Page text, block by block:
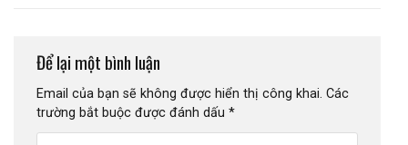
Để lại một bình luận
Email của bạn sẽ không được hiển thị công khai. Các
trường bắt buộc được đánh dấu *